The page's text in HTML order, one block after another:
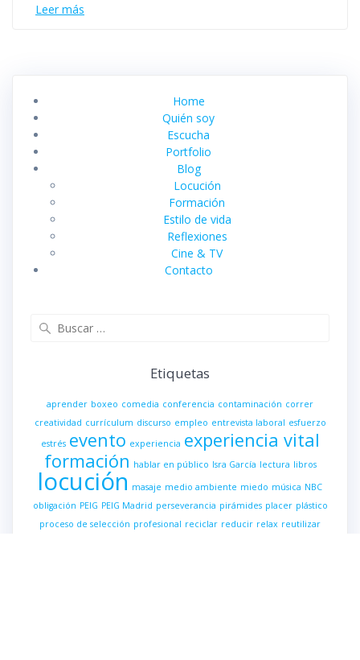
Leer más
Home
Quién soy
Escucha
Portfolio
Blog
Locución
Formación
Estilo de vida
Reflexiones
Cine & TV
Contacto
Etiquetas
aprender boxeo comedia conferencia contaminación correr
creatividad currículum discurso empleo entrevista laboral esfuerzo
estrés evento experiencia experiencia vital
formación hablar en público Isra García lectura libros
locución masaje medio ambiente miedo música NBC
obligación PEIG PEIG Madrid perseverancia pirámides placer plástico
proceso de selección profesional reciclar reducir relax reutilizar